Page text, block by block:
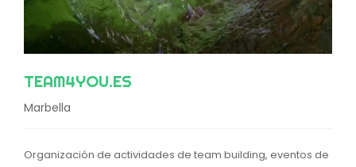
TEAM4YOU.ES
Marbella
Organización de actividades de team building, eventos de